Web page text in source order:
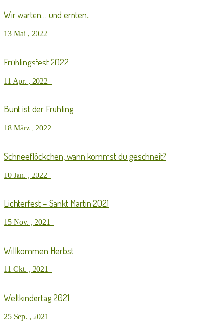
Wir warten… und ernten..
13 Mai , 2022
Frühlingsfest 2022
11 Apr. , 2022
Bunt ist der Frühling
18 März , 2022
Schneeflöckchen, wann kommst du geschneit?
10 Jan. , 2022
Lichterfest – Sankt Martin 2021
15 Nov. , 2021
Willkommen Herbst
11 Okt. , 2021
Weltkindertag 2021
25 Sep. , 2021